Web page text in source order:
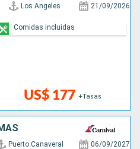
Los Angeles 21/09/2026
US$ 177 +Tasas
Comidas incluidas
Puerto Canaveral 06/09/2027